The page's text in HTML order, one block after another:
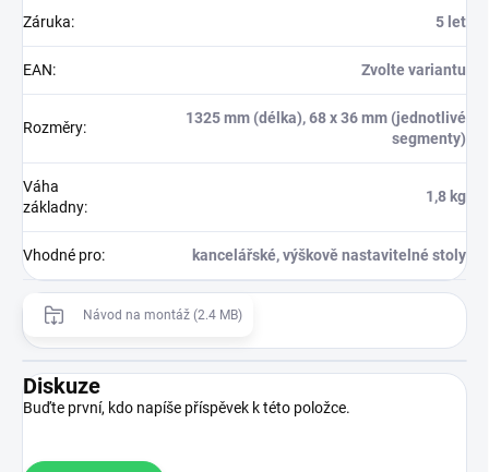
Záruka: 5 let
EAN: Zvolte variantu
Rozměry:
1325 mm (délka), 68 x 36 mm (jednotlivé
segmenty)
Váha
základny:
1,8 kg
Vhodné pro: kancelářské, výškově nastavitelné stoly
Návod na montáž (2.4 MB)
Diskuze
Buďte první, kdo napíše příspěvek k této položce.